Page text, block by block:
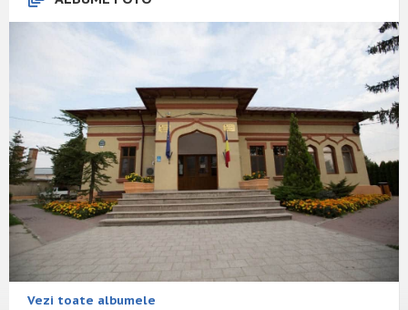
Vezi toate albumele